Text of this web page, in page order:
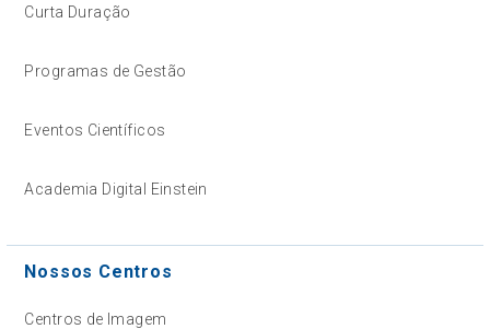
Curta Duração
Programas de Gestão
Eventos Científicos
Academia Digital Einstein
Nossos Centros
Centros de Imagem